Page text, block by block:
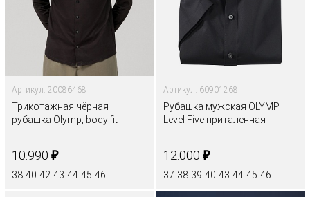
Артикул: 20086468
Трикотажная чёрная
рубашка Olymp, body fit
10.990 ₽
38 40 42 43 44 45 46
Артикул: 60901268
Рубашка мужская OLYMP
Level Five приталенная
12.000 ₽
37 38 39 40 43 44 45 46